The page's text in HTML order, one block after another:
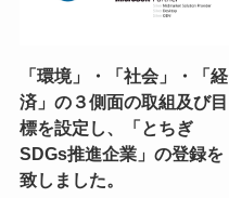
「環境」・「社会」・「経
済」の３側面の取組及び目
標を設定し、「とちぎ
SDGs推進企業」の登録を
致しました。